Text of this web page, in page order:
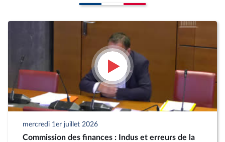
mercredi 1er juillet 2026
Commission des finances : Indus et erreurs de la